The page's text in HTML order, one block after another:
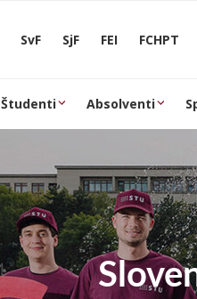
SvF SjF FEI FCHPT
Študenti Absolventi